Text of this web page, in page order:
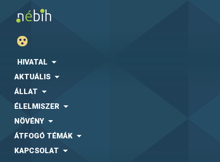
HIVATAL
AKTUÁLIS
ÁLLAT
ÉLELMISZER
NÖVÉNY
ÁTFOGÓ TÉMÁK
KAPCSOLAT